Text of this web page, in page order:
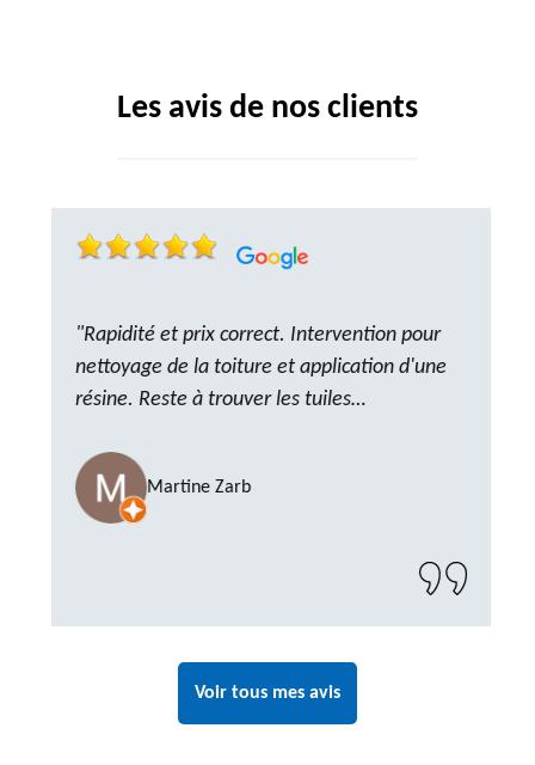
Les avis de nos clients
"Rapidité et prix correct. Intervention pour
nettoyage de la toiture et application d'une
résine. Reste à trouver les tuiles
compter sur M. GOT. Très content de la
prestation, a recommander sans problème"
Martine Zarb
Voir tous mes avis